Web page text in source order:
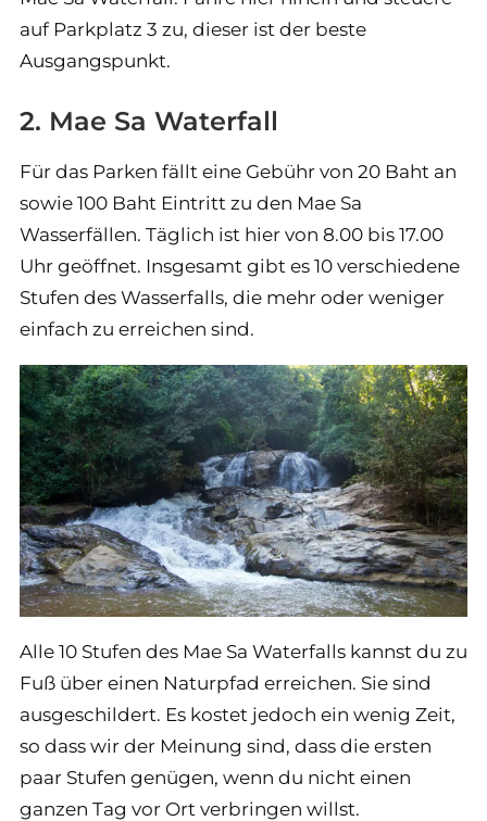
auf Parkplatz 3 zu, dieser ist der beste
Ausgangspunkt.
2. Mae Sa Waterfall
Für das Parken fällt eine Gebühr von 20 Baht an
sowie 100 Baht Eintritt zu den Mae Sa
Wasserfällen. Täglich ist hier von 8.00 bis 17.00
Uhr geöffnet. Insgesamt gibt es 10 verschiedene
Stufen des Wasserfalls, die mehr oder weniger
einfach zu erreichen sind.
Alle 10 Stufen des Mae Sa Waterfalls kannst du zu
Fuß über einen Naturpfad erreichen. Sie sind
ausgeschildert. Es kostet jedoch ein wenig Zeit,
so dass wir der Meinung sind, dass die ersten
paar Stufen genügen, wenn du nicht einen
ganzen Tag vor Ort verbringen willst.